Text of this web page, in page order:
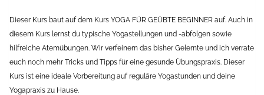
Dieser Kurs baut auf dem Kurs YOGA FÜR GEÜBTE BEGINNER auf. Auch in
diesem Kurs lernst du typische Yogastellungen und -abfolgen sowie
hilfreiche Atemübungen. Wir verfeinern das bisher Gelernte und ich verrate
euch noch mehr Tricks und Tipps für eine gesunde Übungspraxis. Dieser
Kurs ist eine ideale Vorbereitung auf reguläre Yogastunden und deine
Yogapraxis zu Hause.